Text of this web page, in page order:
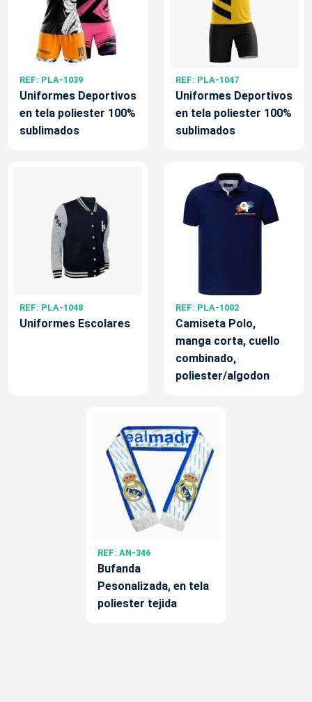
REF: PLA-1039
Uniformes Deportivos
en tela poliester 100%
sublimados
REF: PLA-1047
Uniformes Deportivos
en tela poliester 100%
sublimados
REF: PLA-1048
Uniformes Escolares
REF: PLA-1002
Camiseta Polo,
manga corta, cuello
combinado,
poliester/algodon
REF: AN-346
Bufanda
Pesonalizada, en tela
poliester tejida